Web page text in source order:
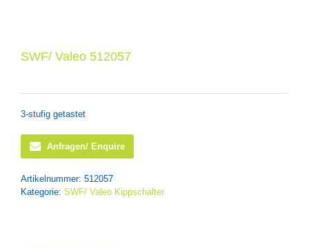
SWF/ Valeo 512057
3-stufig getastet
Anfragen/ Enquire
Artikelnummer: 512057
Kategorie: SWF/ Valeo Kippschalter